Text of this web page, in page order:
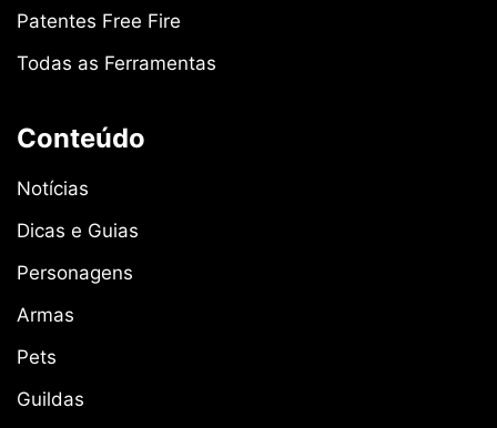
Patentes Free Fire
Todas as Ferramentas
Conteúdo
Notícias
Dicas e Guias
Personagens
Armas
Pets
Guildas